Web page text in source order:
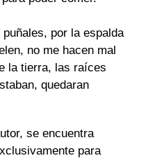
por la espalda
no me hacen mal
la tierra, las raíces
quedaran
se encuentra
para